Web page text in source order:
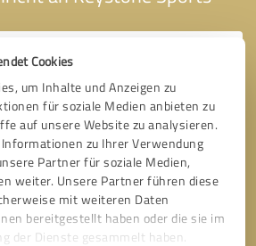
Cookies
um Inhalte und Anzeigen zu
für soziale Medien anbieten zu
auf unsere Website zu analysieren.
zu Ihrer Verwendung
Partner für soziale Medien,
weiter. Unsere Partner führen diese
mit weiteren Daten
bereitgestellt haben oder die sie im
der Dienste gesammelt haben.